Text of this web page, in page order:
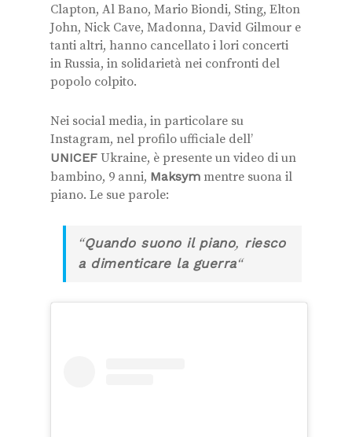
Clapton, Al Bano, Mario Biondi, Sting, Elton
John, Nick Cave, Madonna, David Gilmour e
tanti altri, hanno cancellato i lori concerti
in Russia, in solidarietà nei confronti del
popolo colpito.
Nei social media, in particolare su
Instagram, nel profilo ufficiale dell’
UNICEF Ukraine, è presente un video di un
bambino, 9 anni, Maksym mentre suona il
piano. Le sue parole:
“Quando suono il piano, riesco
a dimenticare la guerra“